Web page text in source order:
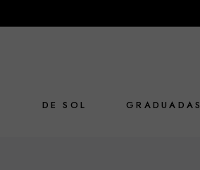
DE SOL GRADUADAS